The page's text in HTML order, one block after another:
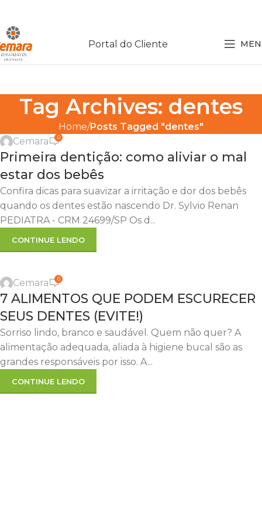
Portal do Cliente
Tag Archives: dentes
Home Posts Tagged "dentes"
Cemara
0
Primeira dentição: como aliviar o mal
estar dos bebês
Confira dicas para suavizar a irritação e dor dos bebês
quando os dentes estão nascendo Dr. Sylvio Renan
PEDIATRA - CRM 24699/SP Os d...
CONTINUE LENDO
Cemara 0
7 ALIMENTOS QUE PODEM ESCURECER
SEUS DENTES (EVITE!)
Sorriso lindo, branco e saudável. Quem não quer? A
alimentação adequada, aliada à higiene bucal são as
grandes responsáveis por isso. A...
CONTINUE LENDO